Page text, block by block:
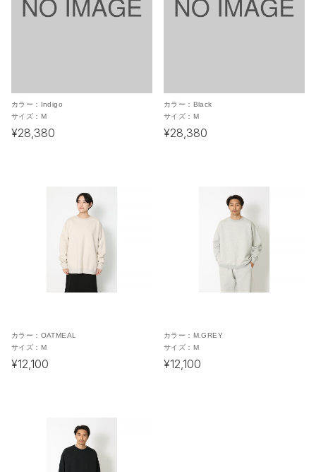
カラー：
Indigo
サイズ： M
¥28,380
カラー： Black
サイズ： M
¥28,380
カラー： OATMEAL
サイズ： M
¥12,100
カラー： M.GREY
サイズ： M
¥12,100